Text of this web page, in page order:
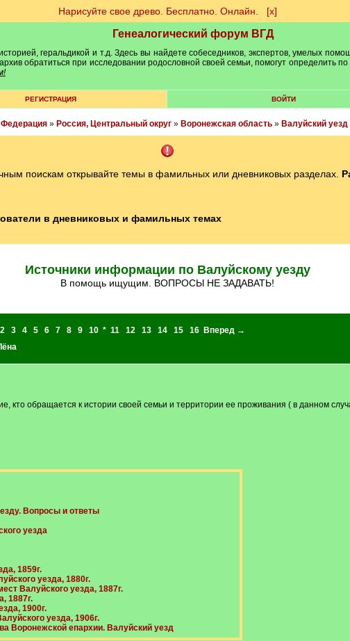
Нарисуйте свое древо. Бесплатно. Онлайн. [х]
Генеалогический форум ВГД
геральдикой и т.д. Здесь вы найдете собеседников, экспертов, умелых
обратиться при исследовании родословной своей семьи, помогут определить
РЕГИСТРАЦИЯ ВОЙТИ
Федерация» Россия, Центральный округ» Воронежская область» Валуйский уезд
поискам открывайте темы в фамильных или дневниковых разделах.
в дневниковых и фамильных темах
Источники информации по Валуйскому уезду
В помощь ищущим. ВОПРОСЫ НЕ ЗАДАВАТЬ!
2 3 4 5 6 7 8 9 10 * 11 12 13 14 15 16
Вперед →
кто обращается к истории своей семьи и территории ее проживания ( в данном
Вопросы и ответы
уезда
1859г.
уезда, 1880г.
Валуйского уезда, 1887г.
1887г.
1900г.
уезда, 1906г.
Воронежской епархии. Валуйский уезд